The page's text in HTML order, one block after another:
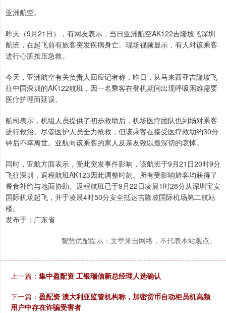
亚洲航空。
昨天（9月21日），有网友表示，当日亚洲航空AK122吉隆坡飞深圳
航班，在起飞前有旅客突发疾病身亡。现场视频显示，有人对该乘客
进行心脏按压急救。
今天，亚洲航空有关负责人回应记者称，昨日，从马来西亚吉隆坡飞
往中国深圳的AK122航班，因一名乘客在登机期间出现呼吸困难需要
医疗护理而延误。
航司表示，机组人员提供了初步救助后，机场医疗团队也到场对乘客
进行救治。尽管医护人员全力抢救，但该乘客在接受医疗救助约30分
钟后不幸离世。亚航向该乘客的家人及亲友致以最深切的哀悼。
同时，亚航方面表示，受此突发事件影响，该航班于9月21日20时9分
飞往深圳，返程航班AK123因此调整时刻。所有受影响旅客均获得了
餐食补给与地面协助。返程航班已于9月22日凌晨1时28分从深圳宝安
国际机场起飞，并于凌晨4时50分安全抵达吉隆坡国际机场第二航站
楼。
发布于：广东省
智慧优配提示：文章来自网络，不代表本站观点。
上一篇： 集中盈配资 工银瑞信新总经理人选确认
下一篇： 盈配资 澳大利亚监管机构称，加密货币自动柜员机高频
用户中存在诈骗受害者